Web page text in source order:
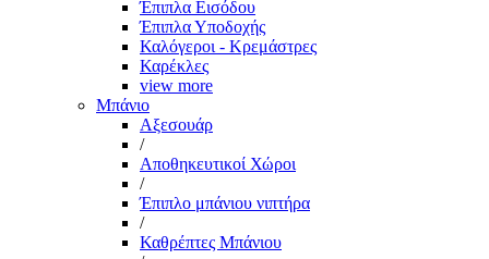
Έπιπλα Εισόδου
Έπιπλα Υποδοχής
Καλόγεροι - Κρεμάστρες
Καρέκλες
view more
Μπάνιο
Αξεσουάρ
/
Αποθηκευτικοί Χώροι
/
Έπιπλο μπάνιου νιπτήρα
/
Καθρέπτες Μπάνιου